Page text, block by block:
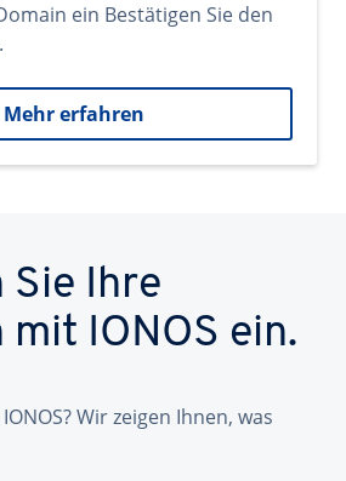
ein Bestätigen Sie den
Mehr erfahren
Sie Ihre
mit IONOS ein.
Wir zeigen Ihnen, was